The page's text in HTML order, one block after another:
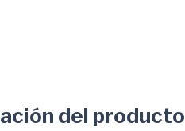
del producto